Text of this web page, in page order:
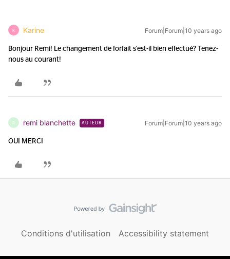
K Karine Forum|Forum|10 years ago
Bonjour Remi! Le changement de forfait s'est-il bien effectué? Tenez-
nous au courant!
R remi blanchette AUTEUR Forum|Forum|10 years ago
OUI MERCI
Conditions d'utilisation Accessibility statement